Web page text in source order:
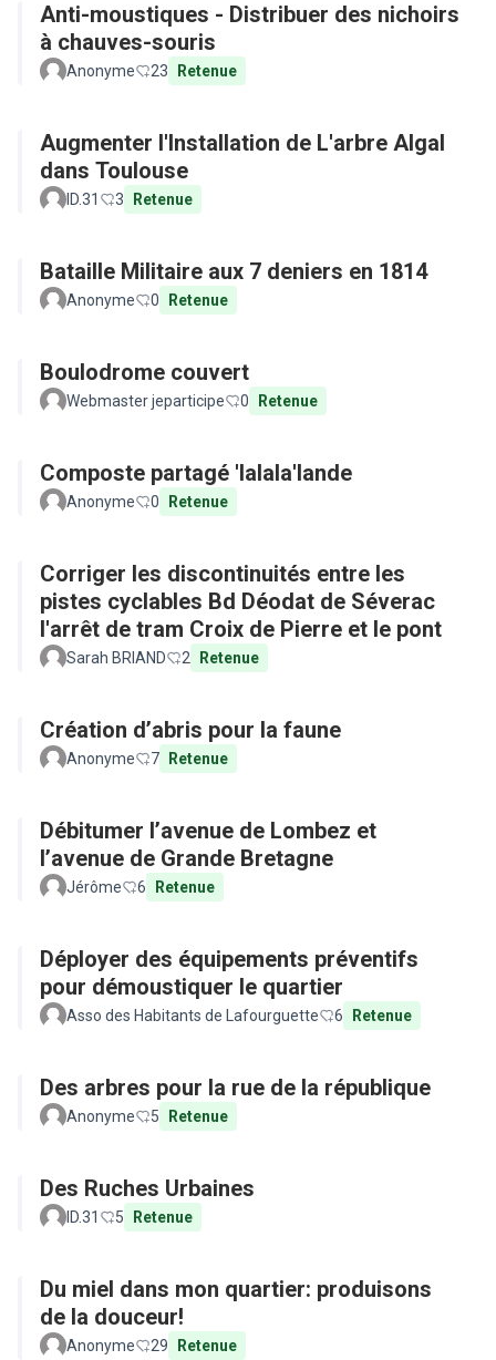
Anti-moustiques - Distribuer des nichoirs
à chauves-souris
Anonyme 23 Retenue
Augmenter l'Installation de L'arbre Algal
dans Toulouse
ID.31 3 Retenue
Bataille Militaire aux 7 deniers en 1814
Anonyme 0 Retenue
Boulodrome couvert
Webmaster jeparticipe 0 Retenue
Composte partagé 'lalala'lande
Anonyme 0 Retenue
Corriger les discontinuités entre les
pistes cyclables Bd Déodat de Séverac
l'arrêt de tram Croix de Pierre et le pont
Sarah BRIAND 2 Retenue
Création d’abris pour la faune
Anonyme 7 Retenue
Débitumer l’avenue de Lombez et
l’avenue de Grande Bretagne
Jérôme 6 Retenue
Déployer des équipements préventifs
pour démoustiquer le quartier
Asso des Habitants de Lafourguette 6 Retenue
Des arbres pour la rue de la république
Anonyme 5 Retenue
Des Ruches Urbaines
ID.31 5 Retenue
Du miel dans mon quartier: produisons
de la douceur!
Anonyme 29 Retenue